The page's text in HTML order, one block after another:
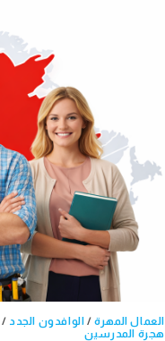
العمال المهرة/ الوافدون الجدد /
هجرة المدرسين